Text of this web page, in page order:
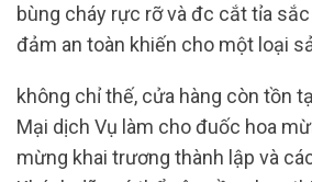
bùng cháy rực rỡ và đc cắt tỉa
đảm an toàn khiến cho một loại
không chỉ thế, cửa hàng còn tồn
Mại dịch Vụ làm cho đuốc hoa
mừng khai trương thành lập và